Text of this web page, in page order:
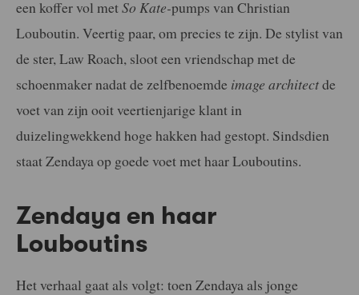
een koffer vol metSo Kate-pumps van Christian
Louboutin. Veertig paar, om precies te zijn. De stylist van
de ster, Law Roach, sloot een vriendschap met de
schoenmaker nadat de zelfbenoemde image architectde
voet van zijn ooit veertienjarige klant in
duizelingwekkend hoge hakken had gestopt. Sindsdien
staat Zendaya op goede voet met haar Louboutins.
Zendaya en haar
Louboutins
Het verhaal gaat als volgt: toen Zendaya als jonge